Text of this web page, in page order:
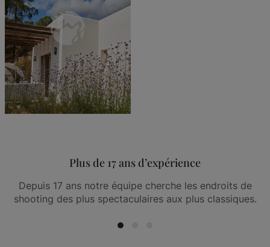
Plus de 17 ans d’expérience
Depuis 17 ans notre équipe cherche les endroits de
shooting des plus spectaculaires aux plus classiques.